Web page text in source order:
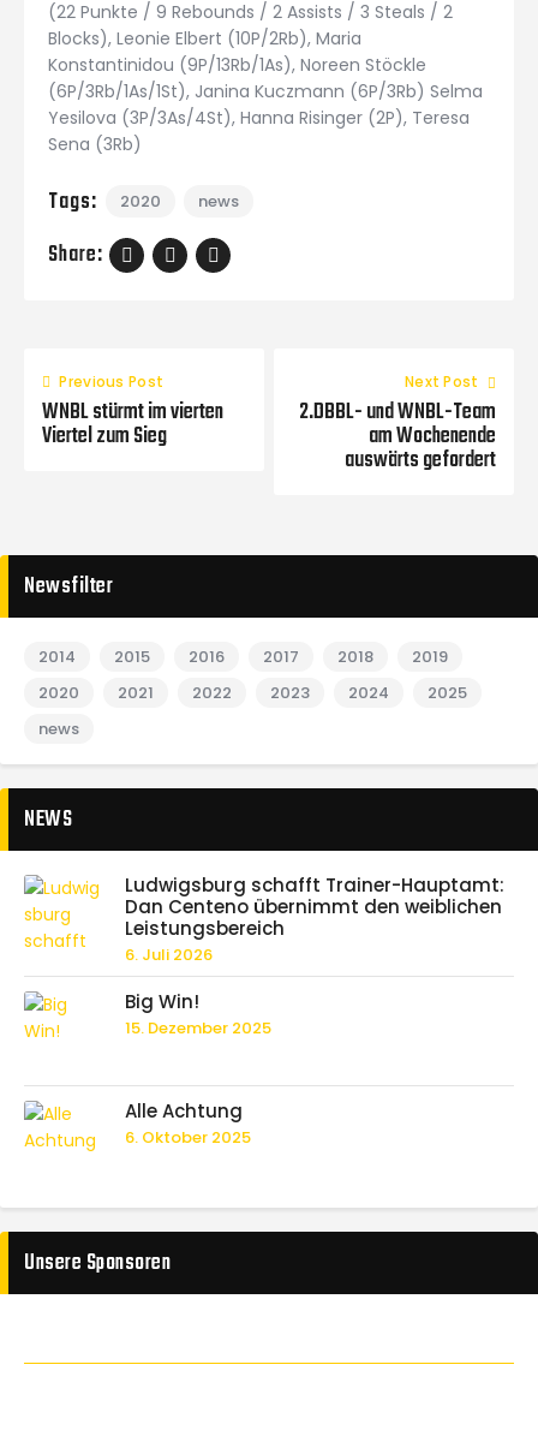
(22 Punkte / 9 Rebounds / 2 Assists / 3 Steals / 2
Blocks), Leonie Elbert (10P/2Rb), Maria
Konstantinidou (9P/13Rb/1As), Noreen Stöckle
(6P/3Rb/1As/1St), Janina Kuczmann (6P/3Rb) Selma
Yesilova (3P/3As/4St), Hanna Risinger (2P), Teresa
Sena (3Rb)
Tags: 2020 news
Share:
Previous Post
WNBL stürmt im vierten
Viertel zum Sieg
Next Post
2.DBBL- und WNBL-Team
am Wochenende
auswärts gefordert
Newsfilter
2014 2015 2016 2017 2018
2019
2020
2021 2022 2023 2024
2025
news
NEWS
Ludwigsburg schafft Trainer-Hauptamt:
Dan Centeno übernimmt den weiblichen
Leistungsbereich
6. Juli 2026
Big Win!
15. Dezember 2025
Alle Achtung
6. Oktober 2025
Unsere Sponsoren